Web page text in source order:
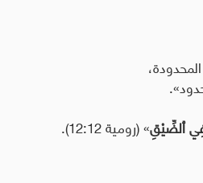
ٱلضِّيْقِ» (رومية 12:12).